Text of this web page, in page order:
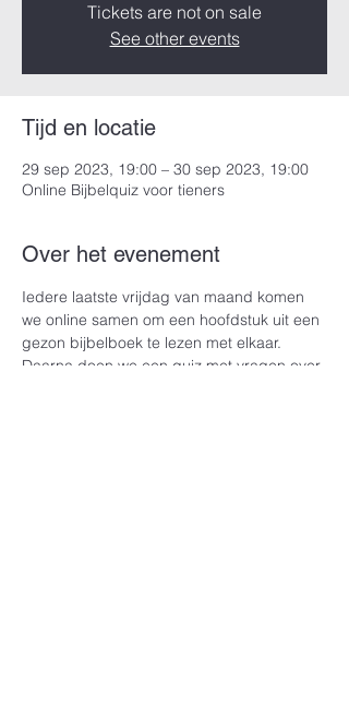
Tickets are not on sale
See other events
Tijd en locatie
29 sep 2023, 19:00 – 30 sep 2023, 19:00
Online Bijbelquiz voor tieners
Over het evenement
Iedere laatste vrijdag van maand komen
we online samen om een hoofdstuk uit een
gezon bijbelboek te lezen met elkaar.
Daarna doen we een quiz met vragen over